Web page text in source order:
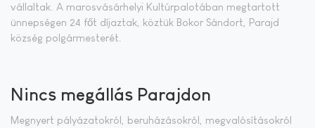
vállaltak. A marosvásárhelyi Kultúrpalotában megtartott
ünnepségen 24 főt díjaztak, köztük Bokor Sándort, Parajd
község polgármesterét.
Nincs megállás Parajdon
Megnyert pályázatokról, beruházásokról, megvalósításokról